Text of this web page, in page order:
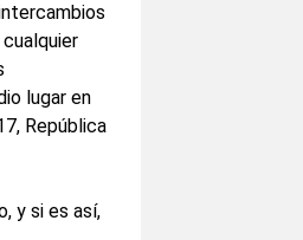
lugar en
República
y si es así,